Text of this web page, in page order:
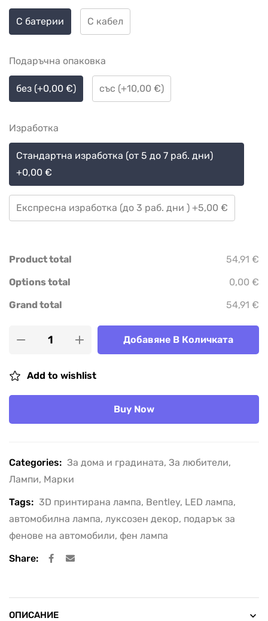
С батерии С кабел
Подаръчна опаковка
без (+0,00 €) със (+10,00 €)
Изработка
Стандартна изработка (от 5 до 7 раб. дни)
+0,00 €
Експресна изработка (до 3 раб. дни ) +5,00 €
Product total
54,91 €
Options total
0,00 €
Grand total
54,91 €
Добавяне В Количката
Add to wishlist
Buy Now
Categories: За дома и градината, За любители,
Лампи, Марки
Tags: 3D принтирана лампа, Bentley, LED лампа,
автомобилна лампа, луксозен декор, подарък за
фенове на автомобили, фен лампа
Share:
ОПИСАНИЕ